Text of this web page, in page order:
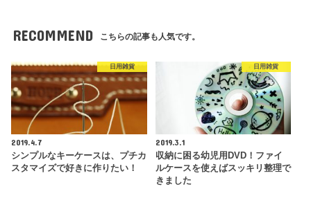
RECOMMEND こちらの記事も人気です。
日用雑貨
2019.4.7
シンプルなキーケースは、プチカ
スタマイズで好きに作りたい！
日用雑貨
2019.3.1
収納に困る幼児用DVD！ファイ
ルケースを使えばスッキリ整理で
きました